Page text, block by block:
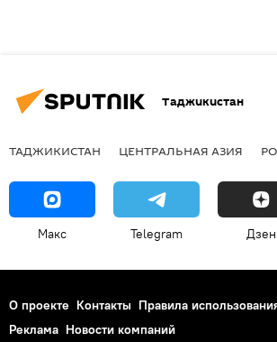
Таджикистан
ТАДЖИКИСТАН ЦЕНТРАЛЬНАЯ АЗИЯ
Макс Telegram Дзен
О проекте Контакты Правила
Реклама Новости компаний